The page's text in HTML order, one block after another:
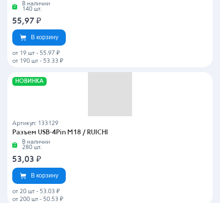
В наличии
140 шт.
55,97 ₽
В корзину
от 19 шт - 55.97 ₽
от 190 шт - 53.33 ₽
НОВИНКА
Артикул: 133129
Разъем USB-4Pin M18 / RUICHI
В наличии
280 шт.
53,03 ₽
В корзину
от 20 шт - 53.03 ₽
от 200 шт - 50.53 ₽